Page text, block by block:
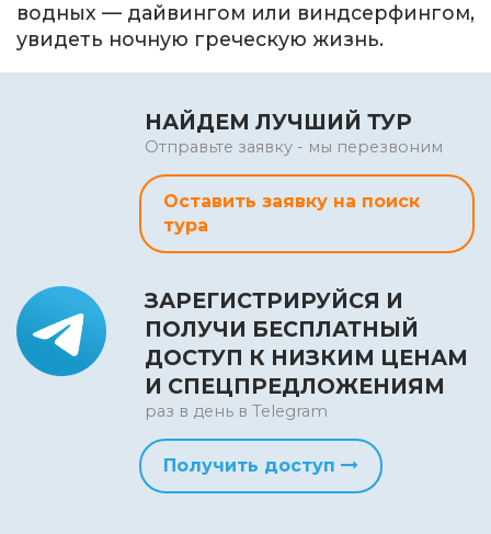
водных — дайвингом или виндсерфингом,
увидеть ночную греческую жизнь.
НАЙДЕМ ЛУЧШИЙ ТУР
Отправьте заявку - мы перезвоним
Оставить заявку на поиск
тура
ЗАРЕГИСТРИРУЙСЯ И
ПОЛУЧИ БЕСПЛАТНЫЙ
ДОСТУП К НИЗКИМ ЦЕНАМ
И СПЕЦПРЕДЛОЖЕНИЯМ
раз в день в Telegram
Получить доступ